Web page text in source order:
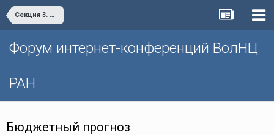
Секция 3. «Проблемы и пути повышения финансовой устойчивости территории»
Форум интернет-конференций ВолНЦ
РАН
Бюджетный прогноз